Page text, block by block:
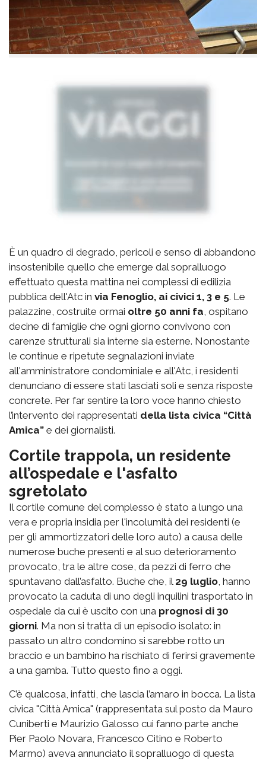
È un quadro di degrado, pericoli e senso di abbandono
insostenibile quello che emerge dal sopralluogo
effettuato questa mattina nei complessi di edilizia
pubblica dell'Atc in via Fenoglio, ai civici 1, 3 e 5. Le
palazzine, costruite ormai oltre 50 anni fa, ospitano
decine di famiglie che ogni giorno convivono con
carenze strutturali sia interne sia esterne. Nonostante
le continue e ripetute segnalazioni inviate
all'amministratore condominiale e all'Atc, i residenti
denunciano di essere stati lasciati soli e senza risposte
concrete. Per far sentire la loro voce hanno chiesto
l’intervento dei rappresentati della lista civica “Città
Amica” e dei giornalisti.
Cortile trappola, un residente
all’ospedale e l'asfalto
sgretolato
Il cortile comune del complesso è stato a lungo una
vera e propria insidia per l'incolumità dei residenti (e
per gli ammortizzatori delle loro auto) a causa delle
numerose buche presenti e al suo deterioramento
provocato, tra le altre cose, da pezzi di ferro che
spuntavano dall’asfalto. Buche che, il 29 luglio, hanno
provocato la caduta di uno degli inquilini trasportato in
ospedale da cui è uscito con una prognosi di 30
giorni. Ma non si tratta di un episodio isolato: in
passato un altro condomino si sarebbe rotto un
braccio e un bambino ha rischiato di ferirsi gravemente
a una gamba. Tutto questo fino a oggi.
C’è qualcosa, infatti, che lascia l’amaro in bocca. La lista
civica "Città Amica" (rappresentata sul posto da Mauro
Cuniberti e Maurizio Galosso cui fanno parte anche
Pier Paolo Novara, Francesco Citino e Roberto
Marmo) aveva annunciato il sopralluogo di questa